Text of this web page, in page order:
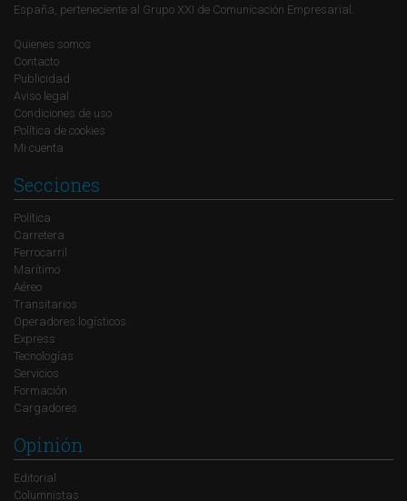
España, perteneciente al Grupo XXI de Comunicación Empresarial.
Quienes somos
Contacto
Publicidad
Aviso legal
Condiciones de uso
Política de cookies
Mi cuenta
Secciones
Política
Carretera
Ferrocarril
Marítimo
Aéreo
Transitarios
Operadores logísticos
Express
Tecnologías
Servicios
Formación
Cargadores
Opinión
Editorial
Columnistas